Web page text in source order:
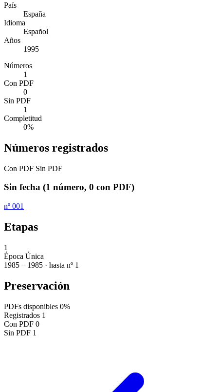
País
España
Idioma
Español
Años
1995
Números
1
Con PDF
0
Sin PDF
1
Completitud
0%
Números registrados
Con PDF Sin PDF
Sin fecha (1 número, 0 con PDF)
nº 001
Etapas
1
Época Única
1985 – 1985 · hasta nº 1
Preservación
PDFs disponibles 0%
Registrados 1
Con PDF 0
Sin PDF 1